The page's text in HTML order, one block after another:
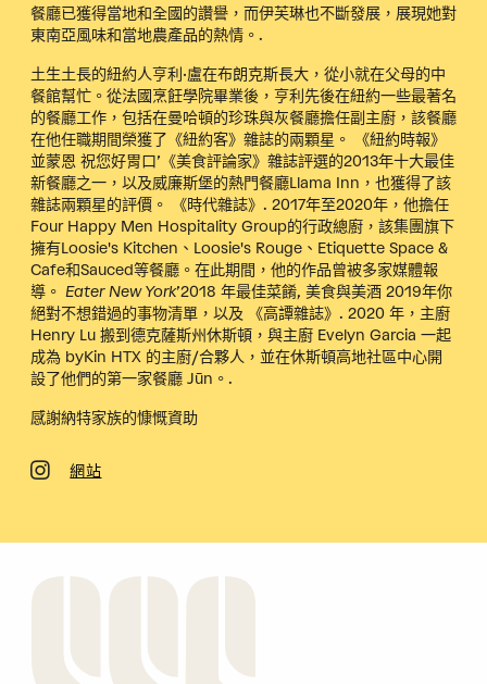
餐廳已獲得當地和全國的讚譽，而伊芙琳也不斷發展，展現她對
東南亞風味和當地農產品的熱情。.
土生土長的紐約人亨利·盧在布朗克斯長大，從小就在父母的中
餐館幫忙。從法國烹飪學院畢業後，亨利先後在紐約一些最著名
的餐廳工作，包括在曼哈頓的珍珠與灰餐廳擔任副主廚，該餐廳
在他任職期間榮獲了《紐約客》雜誌的兩顆星。
《紐約時報》
並蒙恩 祝您好胃口’《美食評論家》雜誌評選的2013年十大最佳
新餐廳之一，以及威廉斯堡的熱門餐廳Llama Inn，也獲得了該
雜誌兩顆星的評價。
《時代雜誌》 . 2017年至2020年，他擔任
Four Happy Men Hospitality Group的行政總廚，該集團旗下
擁有Loosie's Kitchen、Loosie's Rouge、Etiquette Space &
Cafe和Sauced等餐廳。在此期間，他的作品曾被多家媒體報
導。 Eater New York’2018 年最佳菜餚, 美食與美酒 2019年你
絕對不想錯過的事物清單，以及
《高譚雜誌》 . 2020 年，主廚
Henry Lu 搬到德克薩斯州休斯頓，與主廚 Evelyn Garcia 一起
成為 byKin HTX 的主廚/合夥人，並在休斯頓高地社區中心開
設了他們的第一家餐廳 Jūn。.
感謝納特家族的慷慨資助
網站